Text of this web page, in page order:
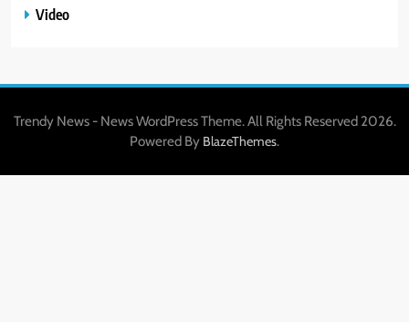
Video
Trendy News - News WordPress Theme. All Rights Reserved 2026.
Powered By BlazeThemes.